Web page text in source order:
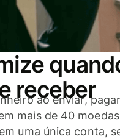
receber
ao enviar,
mais de 40
uma única conta,